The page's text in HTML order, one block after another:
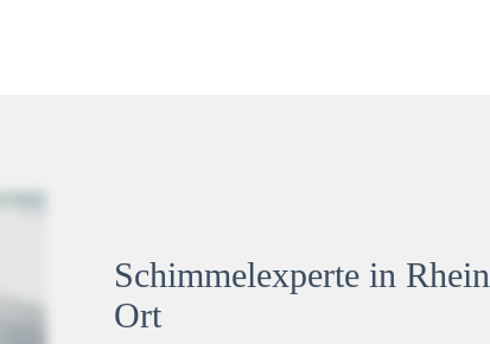
Schimmelexperte in
Ort